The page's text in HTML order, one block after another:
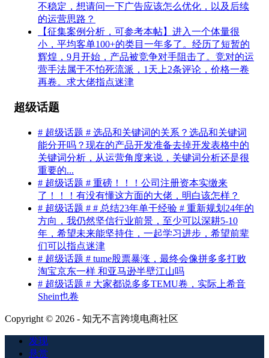
不稳定，想请问一下广告应该怎么优化，以及后续
的运营思路？
【征集案例分析，可参考本帖】进入一个体量很
小，平均客单100+的类目一年多了。经历了短暂的
辉煌，9月开始，产品被竞争对手阻击了。竞对的运
营手法属于不怕死流派，1天上2条评论，价格一卷
再卷。求大佬指点迷津
超级话题
# 超级话题 # 选品和关键词的关系？选品和关键词
能分开吗？现在的产品开发准备去掉开发表格中的
关键词分析，从运营角度来说，关键词分析还是很
重要的...
# 超级话题 # 重磅！！！公司注册资本实缴来
了！！！有没有懂这方面的大佬，明白该怎样？
# 超级话题 # # 总结23年单干经验 # 重新规划24年的
方向，我仍然坚信行业前景，至少可以深耕5-10
年，希望未来能坚持住，一起学习进步，希望前辈
们可以指点迷津
# 超级话题 # tume股票暴涨，最终会像拼多多打败
淘宝京东一样 和亚马逊半壁江山吗
# 超级话题 # 大家都说多多TEMU卷，实际上希音
Shein也卷
Copyright © 2026 - 知无不言跨境电商社区
发现
悬赏